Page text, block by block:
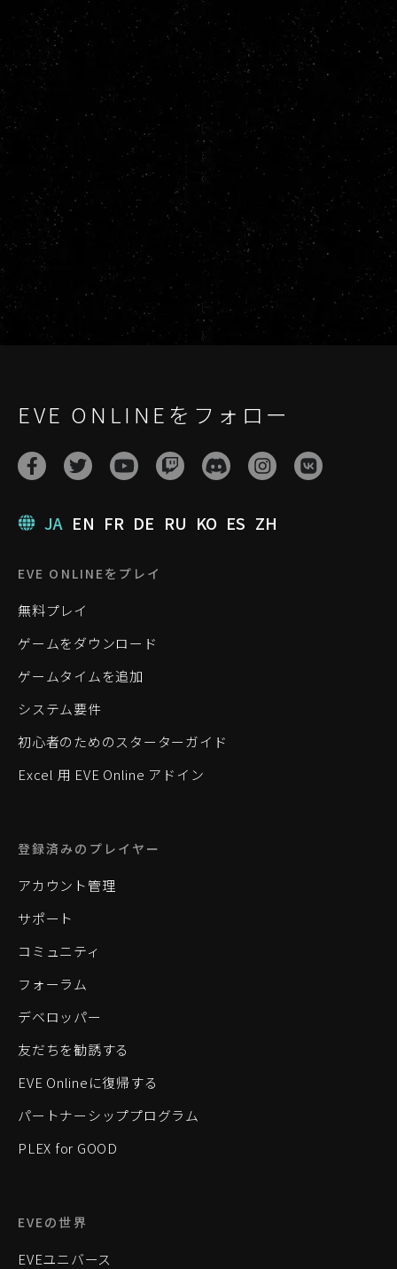
EVE ONLINEをフォロー
JA EN FR DE RU KO ES ZH
EVE ONLINEをプレイ
無料プレイ
ゲームをダウンロード
ゲームタイムを追加
システム要件
初心者のためのスターターガイド
Excel 用 EVE Online アドイン
登録済みのプレイヤー
アカウント管理
サポート
コミュニティ
フォーラム
デベロッパー
友だちを勧誘する
EVE Onlineに復帰する
パートナーシッププログラム
PLEX for GOOD
EVEの世界
EVEユニバース